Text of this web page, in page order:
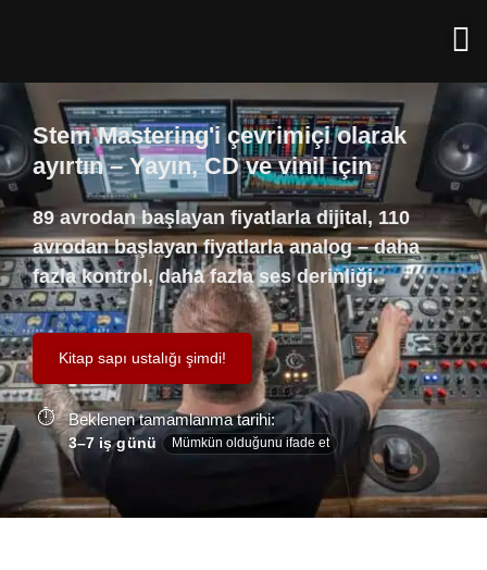
Stem Mastering'i çevrimiçi olarak
ayırtın – Yayın, CD ve vinil için
89 avrodan başlayan fiyatlarla dijital, 110
avrodan başlayan fiyatlarla analog – daha
fazla kontrol, daha fazla ses derinliği.
Kitap sapı ustalığı şimdi!
Beklenen tamamlanma tarihi:
3–7 iş günü Mümkün olduğunu ifade et